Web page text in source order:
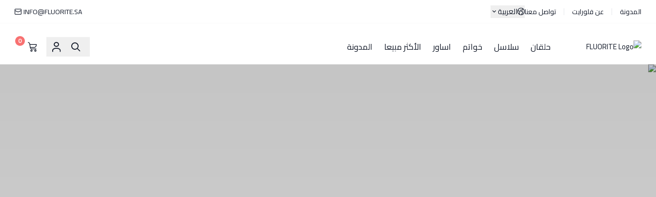
المدونة عن فلورايت تواصل معنا العربية INFO@FLUORITE.SA
حلقان سلاسل خواتم اساور الأكثر مبيعا المدونة 0